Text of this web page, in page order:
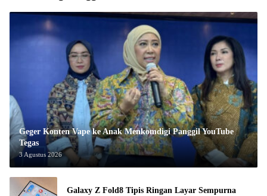
Geger Konten Vape ke Anak Menkomdigi Panggil YouTube
Tegas
3 Agustus 2026
Galaxy Z Fold8 Tipis Ringan Layar Sempurna